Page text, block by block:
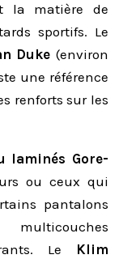
la matière de
sportifs. Le
Duke (environ
une référence
renforts sur les
laminés Gore-
ou ceux qui
pantalons
Le
Klim